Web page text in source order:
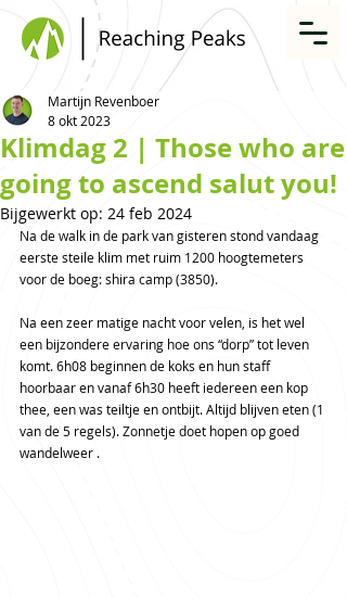
Klimdag 2 | Those who are
going to ascend salut you!
Martijn Revenboer
8 okt 2023
Bijgewerkt op: 24 feb 2024
Na de walk in de park van gisteren stond vandaag
eerste steile klim met ruim 1200 hoogtemeters
voor de boeg: shira camp (3850).
Na een zeer matige nacht voor velen, is het wel
een bijzondere ervaring hoe ons “dorp” tot leven
komt. 6h08 beginnen de koks en hun staff
hoorbaar en vanaf 6h30 heeft iedereen een kop
thee, een was teiltje en ontbijt. Altijd blijven eten (1
van de 5 regels). Zonnetje doet hopen op goed
wandelweer .